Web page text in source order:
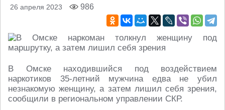
26 апреля 2023 986
В Омске находившийся под воздействием
наркотиков 35-летний мужчина едва не убил
незнакомую женщину, а затем лишил себя зрения,
сообщили в региональном управлении СКР.